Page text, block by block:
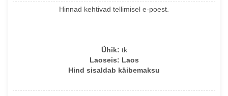
Hinnad kehtivad tellimisel e-poest.
Ühik: tk
Laoseis: Laos
Hind sisaldab käibemaksu